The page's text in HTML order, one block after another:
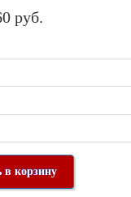
руб.
в корзину